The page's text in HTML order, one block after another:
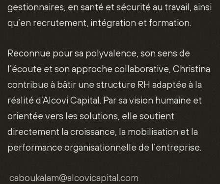
gestionnaires, en santé et sécurité au travail, ainsi
qu’en recrutement, intégration et formation.
Reconnue pour sa polyvalence, son sens de
l’écoute et son approche collaborative, Christina
contribue à bâtir une structure RH adaptée à la
réalité d’Alcovi Capital. Par sa vision humaine et
orientée vers les solutions, elle soutient
directement la croissance, la mobilisation et la
performance organisationnelle de l’entreprise.
caboukalam@alcovicapital.com